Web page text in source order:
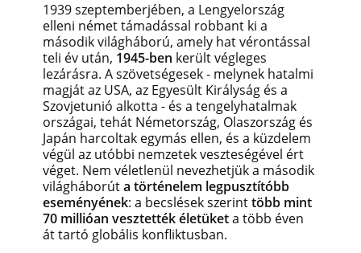
1939 szeptemberjében, a Lengyelország
elleni német támadással robbant ki a
második világháború, amely hat vérontással
teli év után, 1945-ben került végleges
lezárásra. A szövetségesek- melynek hatalmi
magját az USA, az Egyesült Királyság és a
Szovjetunió alkotta - és a tengelyhatalmak
országai, tehát Németország, Olaszország és
Japán harcoltak egymás ellen, és a küzdelem
végül az utóbbi nemzetek veszteségével ért
véget. Nem véletlenül nevezhetjük a második
világháborúta történelem legpusztítóbb
eseményének: a becslések szerinttöbb mint
70 millióan vesztették életüketa több éven
át tartó globális konfliktusban.